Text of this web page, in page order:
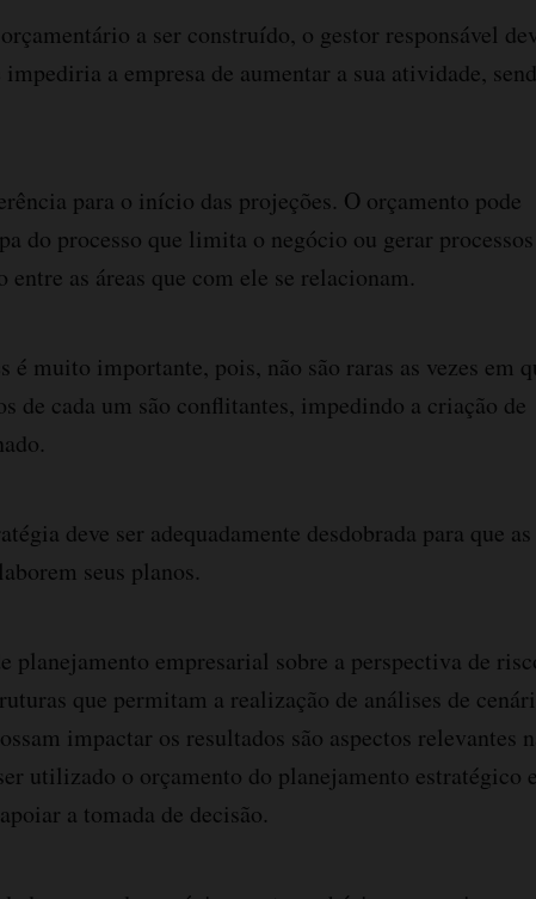
a ser construído, o gestor responsável
a empresa de aumentar a sua atividade,
para o início das projeções. O orçamento pode
do processo que limita o negócio ou gerar processos
as áreas que com ele se relacionam.
é muito importante, pois, não são raras as vezes em
de cada um são conflitantes, impedindo a criação de
deve ser adequadamente desdobrada para que as
seus planos.
planejamento empresarial sobre a perspectiva de
que permitam a realização de análises de
impactar os resultados são aspectos relevantes
utilizado o orçamento do planejamento estratégico
a tomada de decisão.